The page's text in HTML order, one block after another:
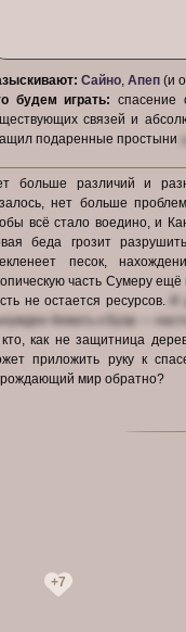
Сайно, Апеп (и
будем играть: спасение
связей и
подаренные простыни
больше различий и
нет больше
всё стало воедино, и
беда грозит
песок,
часть Сумеру
не остается ресурсов.
бежать к Буэр —
как не защитница
приложить руку к
мир обратно?
+7